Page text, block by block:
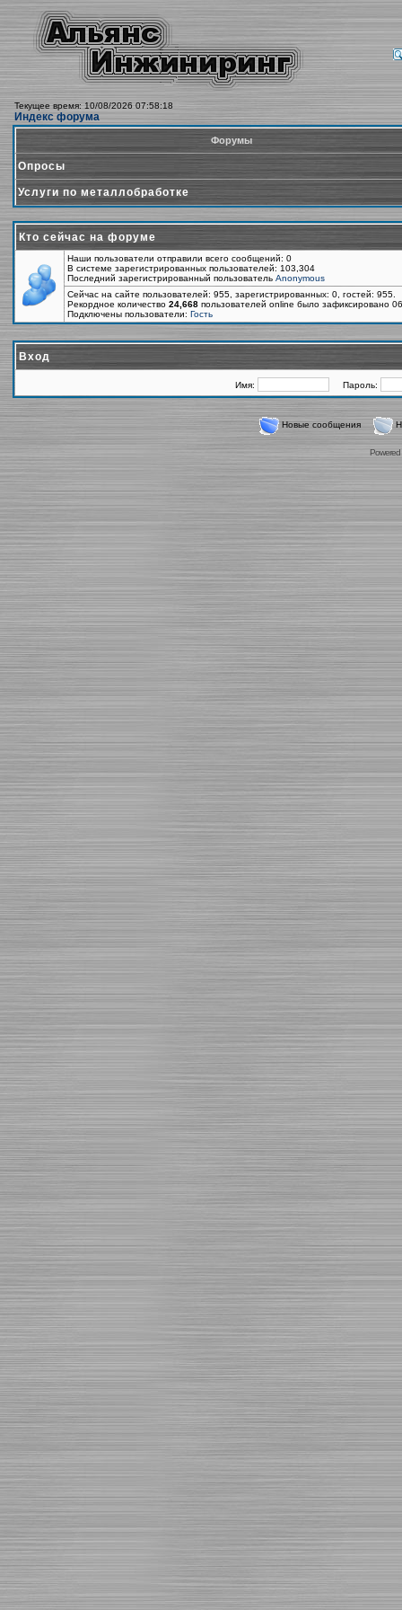
Текущее время: 10/08/2026 07:58:18
Индекс форума
Форумы
Опросы
Услуги по металлобработке
Кто сейчас на форуме
Наши пользователи отправили всего сообщений: 0
В системе зарегистрированных пользователей: 103,304
Последний зарегистрированный пользователь Anonymous
Сейчас на сайте пользователей: 955, зарегистрированных: 0, гостей:
Рекордное количество 24,668 пользователей online было зафиксировано
Подключены пользователи: Гость
Вход
Имя: Пароль:
Новые сообщения